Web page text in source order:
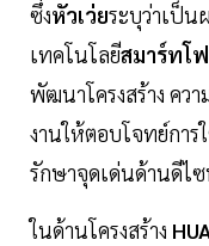
ซึ่งหัวเว่ยระบุว่าเป็
เทคโนโลยีสมาร์ทโ
พัฒนาโครงสร้าง คว
งานให้ตอบโจทย์กา
รักษาจุดเด่นด้านดีไ
ในด้านโครงสร้าง